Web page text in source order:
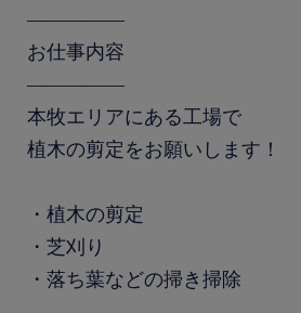
―――――
お仕事内容
―――――
本牧エリアにある工場で
植木の剪定をお願いします！
・植木の剪定
・芝刈り
・落ち葉などの掃き掃除